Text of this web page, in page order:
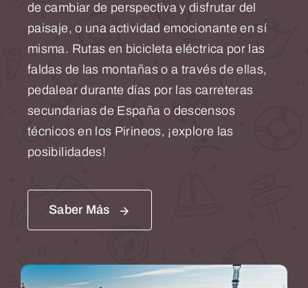
de cambiar de perspectiva y disfrutar del
paisaje, o una actividad emocionante en sí
misma. Rutas en bicicleta eléctrica por las
faldas de las montañas o a través de ellas,
pedalear durante días por las carreteras
secundarias de España o descensos
técnicosen los Pirineos, ¡explore las
posibilidades!
Saber Más